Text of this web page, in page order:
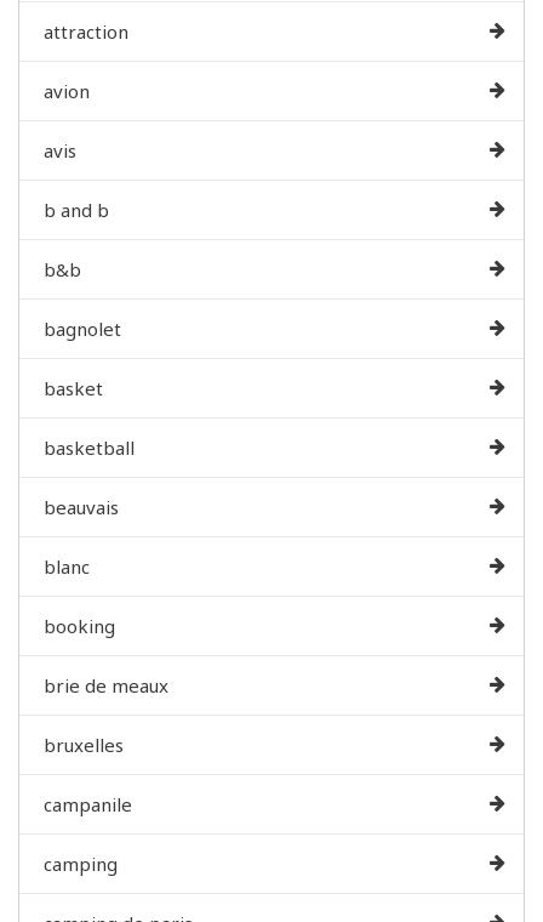
attraction
avion
avis
b and b
b&b
bagnolet
basket
basketball
beauvais
blanc
booking
brie de meaux
bruxelles
campanile
camping